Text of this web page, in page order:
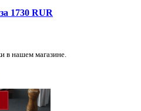
1730 RUR
в нашем магазине.